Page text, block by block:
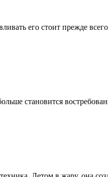
его стоит прежде
становится